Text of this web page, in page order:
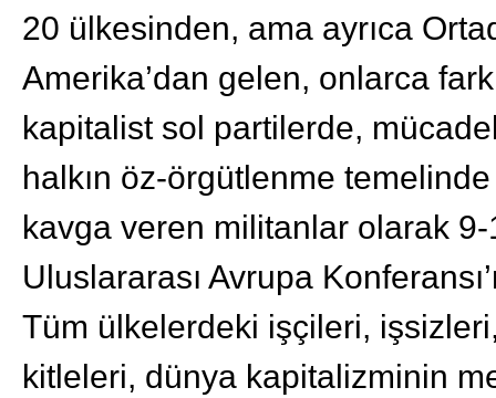
20 ülkesinden, ama ayrıca
Amerika’dan gelen, onlarca
kapitalist sol partilerde,
halkın öz-örgütlenme
kavga veren militanlar olarak
Uluslararası Avrupa
Tüm ülkelerdeki işçileri,
kitleleri, dünya kapitalizminin